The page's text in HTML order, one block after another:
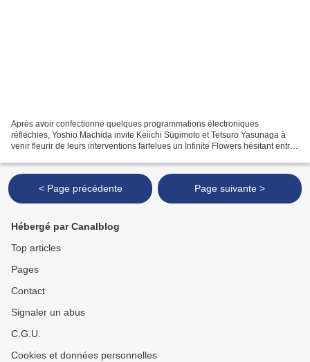
Après avoir confectionné quelques programmations électroniques
réfléchies, Yoshio Machida invite Keiichi Sugimoto et Tetsuro Yasunaga à
venir fleurir de leurs interventions farfelues un Infinite Flowers hésitant entre
< Page précédente Page suivante >
Hébergé par Canalblog
Top articles
Pages
Contact
Signaler un abus
C.G.U.
Cookies et données personnelles